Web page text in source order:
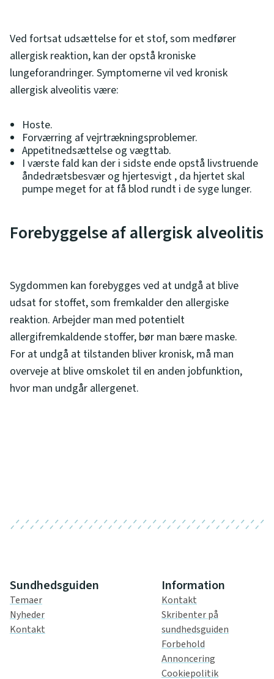
Ved fortsat udsættelse for et stof, som medfører
allergisk reaktion, kan der opstå kroniske
lungeforandringer. Symptomerne vil ved kronisk
allergisk alveolitis være:
Hoste.
Forværring af vejrtrækningsproblemer.
Appetitnedsættelse og vægttab.
I værste fald kan der i sidste ende opstå livstruende
åndedrætsbesvær og hjertesvigt , da hjertet skal
pumpe meget for at få blod rundt i de syge lunger.
Forebyggelse af allergisk alveolitis
Sygdommen kan forebygges ved at undgå at blive
udsat for stoffet, som fremkalder den allergiske
reaktion. Arbejder man med potentielt
allergifremkaldende stoffer, bør man bære maske.
For at undgå at tilstanden bliver kronisk, må man
overveje at blive omskolet til en anden jobfunktion,
hvor man undgår allergenet.
Sundhedsguiden
Temaer
Nyheder
Kontakt
Information
Kontakt
Skribenter på
sundhedsguiden
Forbehold
Annoncering
Cookiepolitik